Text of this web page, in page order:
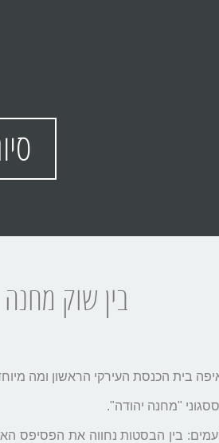
בין שוק
בית הכנסת העירקי הראשון ומה
"מחנה יהודה".
בין הבסטות נחווה את הפסיפס